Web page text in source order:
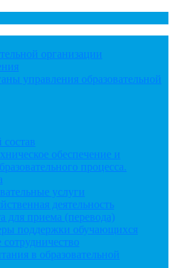
организации
управления образовательной
обеспечение и
процесса.
услуги
деятельность
для приема (перевода)
поддержки обучающихся
в образовательной